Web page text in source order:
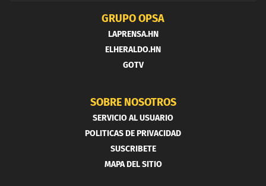
GRUPO OPSA
LAPRENSA.HN
ELHERALDO.HN
GOTV
SOBRE NOSOTROS
SERVICIO AL USUARIO
POLITICAS DE PRIVACIDAD
SUSCRIBETE
MAPA DEL SITIO